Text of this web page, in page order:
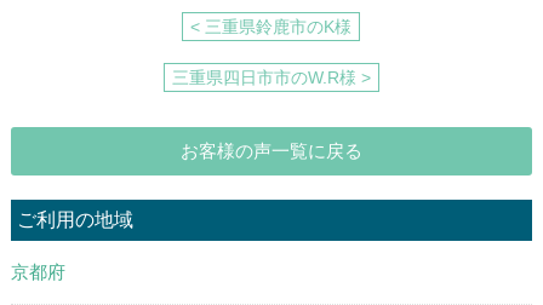
< 三重県鈴鹿市のK様
三重県四日市市のW.R様 >
お客様の声一覧に戻る
ご利用の地域
京都府